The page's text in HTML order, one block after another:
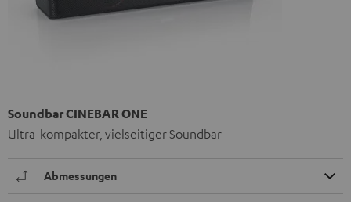
Soundbar CINEBAR ONE
Ultra-kompakter, vielseitiger Soundbar
Abmessungen